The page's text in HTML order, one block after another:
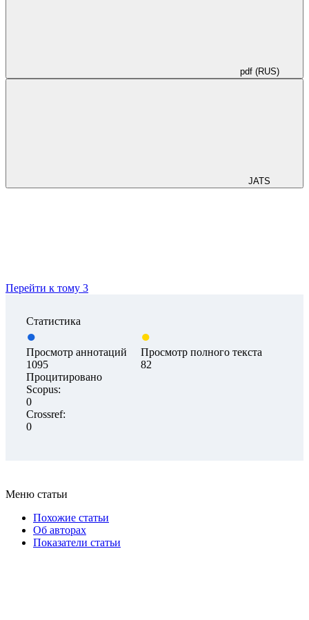
pdf (RUS)
JATS
Перейти к тому 3
Статистика
Просмотр аннотаций
1095
Просмотр полного текста
82
Процитировано
Scopus:
0
Crossref:
0
Меню статьи
Похожие статьи
Об авторах
Показатели статьи